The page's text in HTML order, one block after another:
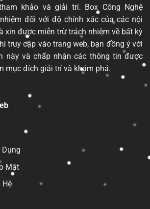
khảo và giải trí. Box Công Nghệ
đối với độ chính xác của các nội
xin được miễn trừ trách nhiệm về bất kỳ
truy cập vào trang web, bạn đồng ý với
này và chấp nhận các thông tin được
mục đích giải trí và khám phá.
Mật
Hệ